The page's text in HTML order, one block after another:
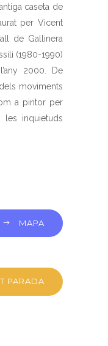
caseta de
per Vicent
de Gallinera
(1980-1990)
2000. De
moviments
a pintor per
inquietuds
MAPA
PARADA